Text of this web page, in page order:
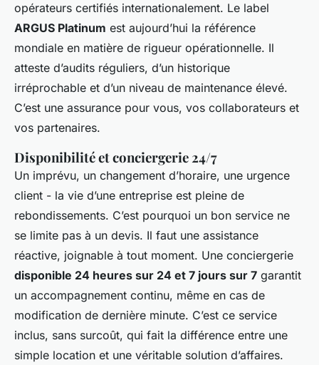
opérateurs certifiés internationalement. Le label
ARGUS Platinum est aujourd’hui la référence
mondiale en matière de rigueur opérationnelle. Il
atteste d’audits réguliers, d’un historique
irréprochable et d’un niveau de maintenance élevé.
C’est une assurance pour vous, vos collaborateurs et
vos partenaires.
Disponibilité et conciergerie 24/7
Un imprévu, un changement d’horaire, une urgence
client - la vie d’une entreprise est pleine de
rebondissements. C’est pourquoi un bon service ne
se limite pas à un devis. Il faut une assistance
réactive, joignable à tout moment. Une conciergerie
disponible 24 heures sur 24 et 7 jours sur 7 garantit
un accompagnement continu, même en cas de
modification de dernière minute. C’est ce service
inclus, sans surcoût, qui fait la différence entre une
simple location et une véritable solution d’affaires.